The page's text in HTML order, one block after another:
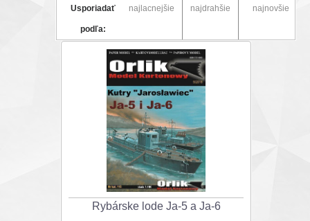
Usporiadať
podľa:
najlacnejšie najdrahšie najnovšie
Rybárske lode Ja-5 a Ja-6